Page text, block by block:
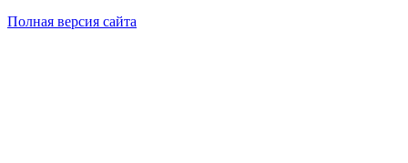
Полная версия сайта